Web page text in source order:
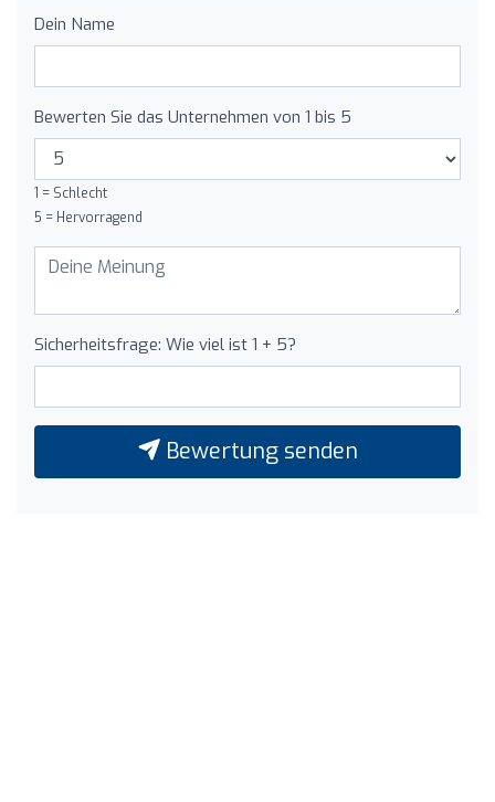
Dein Name
Bewerten Sie das Unternehmen von 1 bis 5
1 = Schlecht
5 = Hervorragend
Sicherheitsfrage: Wie viel ist 1 + 5?
Bewertung senden